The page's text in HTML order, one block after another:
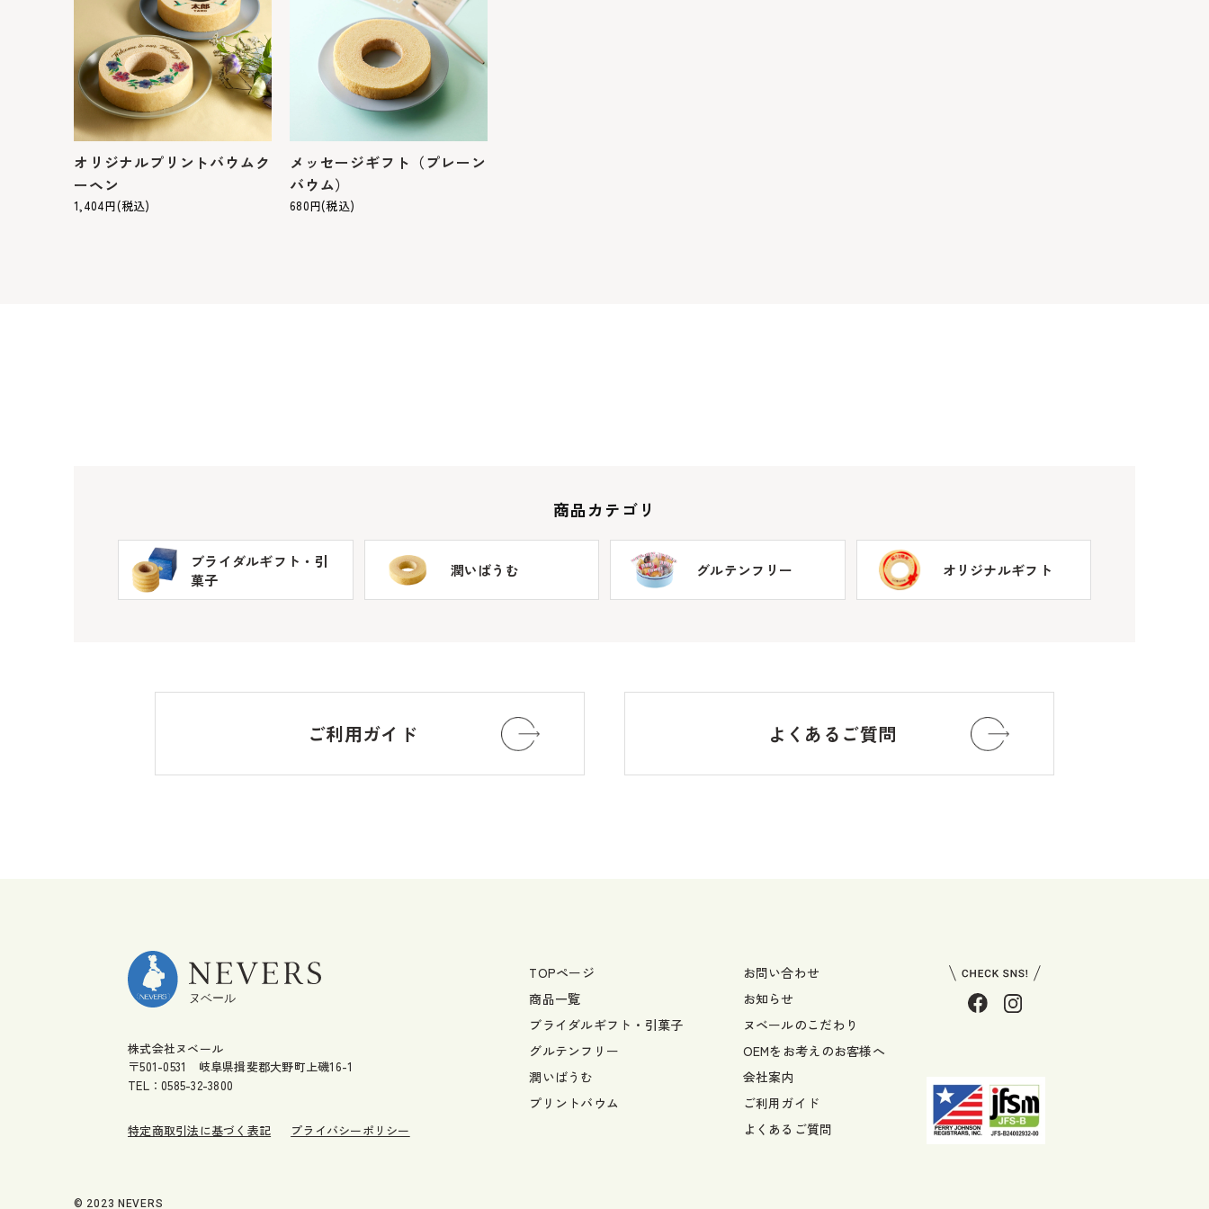
オリジナルプリントバウムク
ーヘン
1,404円(税込)
メッセージギフト（プレーン
バウム）
680円(税込)
商品カテゴリ
ブライダルギフト・引
菓子
潤いばうむ グルテンフリー オリジナルギフト
ご利用ガイド よくあるご質問
株式会社ヌベール
〒501-0531 岐阜県揖斐郡大野町上磯16-1
TEL：0585-32-3800
特定商取引法に基づく表記 プライバシーポリシー
TOPページ
商品一覧
ブライダルギフト・引菓子
グルテンフリー
潤いばうむ
プリントバウム
お問い合わせ
お知らせ
ヌベールのこだわり
OEMをお考えのお客様へ
会社案内
ご利用ガイド
よくあるご質問
© 2023 NEVERS